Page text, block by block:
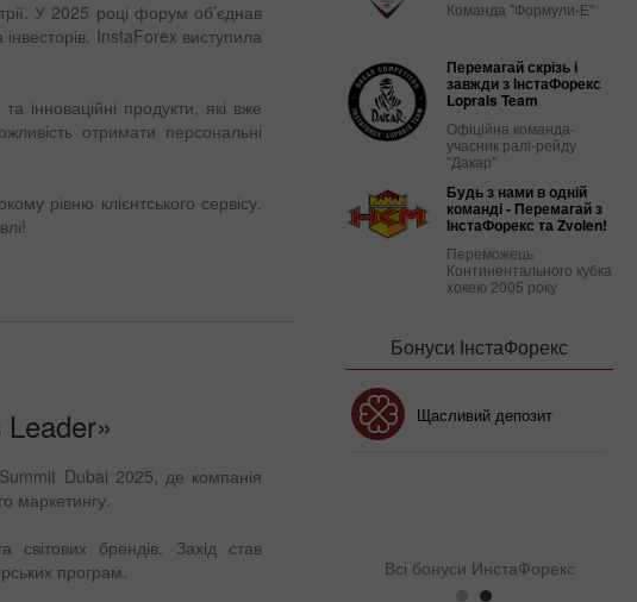
У 2025 році форум об’єднав
InstaForex виступила
інноваційні продукти, які вже
отримати персональні
рівню клієнтського сервісу.
Dubai 2025, де компанія
маркетингу.
світових брендів. Захід став
програм.
Команда "Формули-Е"
Перемагай скрізь і
завжди з ІнстаФорекс
Loprais Team
Офіційна команда-
учасник ралі-рейду
"Дакар"
Будь з нами в одній
команді - Перемагай з
ІнстаФорекс та Zvolen!
Переможець
Континентального кубка
хокею 2005 року
Бонуси ІнстаФорекс
Клубний бонус
Щасливий депозит
Всі бонуси ИнстаФорекс